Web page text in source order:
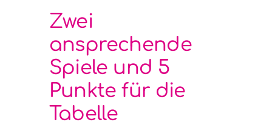
Zwei
ansprechende
Spiele und 5
Punkte für die
Tabelle